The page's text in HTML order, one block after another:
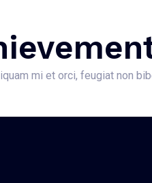
mi et orci, feugiat non